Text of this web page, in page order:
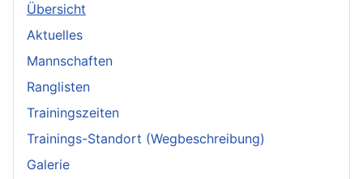
Übersicht
Aktuelles
Mannschaften
Ranglisten
Trainingszeiten
Trainings-Standort (Wegbeschreibung)
Galerie